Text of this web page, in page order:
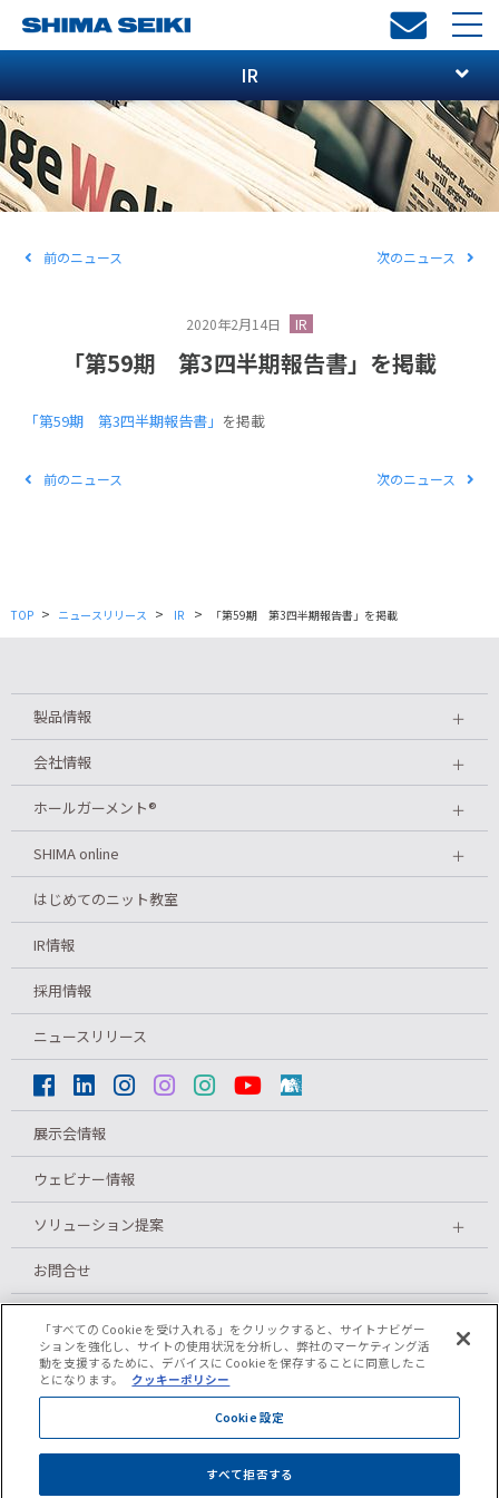
IR
次のニュース
前のニュース
2020年2月14日 IR
「第59期 第3四半期報告書」を掲載
「第59期 第3四半期報告書」 を掲載
次のニュース
前のニュース
TOP > ニュースリリース > IR > 「第59期 第3四半期報告書」を掲載
製品情報 ＋
会社情報 ＋
ホールガーメント® ＋
SHIMA online ＋
はじめてのニット教室
IR情報
採用情報
ニュースリリース
展示会情報
ウェビナー情報
ソリューション提案 ＋
お問合せ
プライバシーポリシー
ご利用条件
「すべての Cookie を受け入れる」をクリックすると、サイトナビゲー
ションを強化し、サイトの使用状況を分析し、弊社のマーケティング活
動を支援するために、デバイスに Cookie を保存することに同意したこ
とになります。
クッキーポリシー
Cookie 設定
すべて拒否する